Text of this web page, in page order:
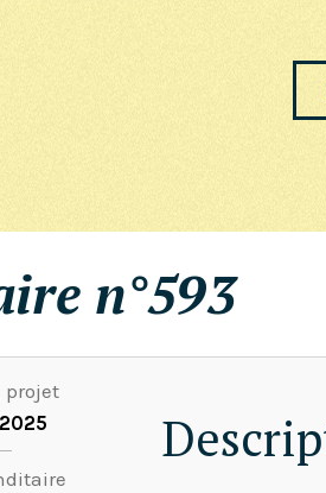
n°593
projet